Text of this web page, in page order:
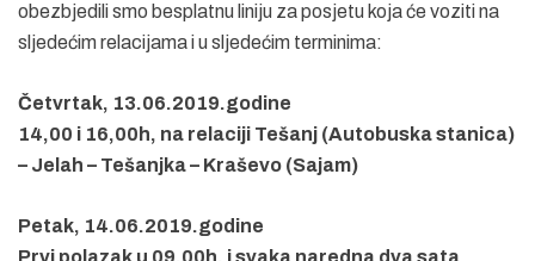
obezbjedili smo besplatnu liniju za posjetu koja će voziti na
sljedećim relacijama i u sljedećim terminima:
Četvrtak, 13.06.2019.godine
14,00 i 16,00h, na relaciji Tešanj (Autobuska stanica)
– Jelah – Tešanjka – Kraševo (Sajam)
Petak, 14.06.2019.godine
Prvi polazak u 09,00h, i svaka naredna dva sata